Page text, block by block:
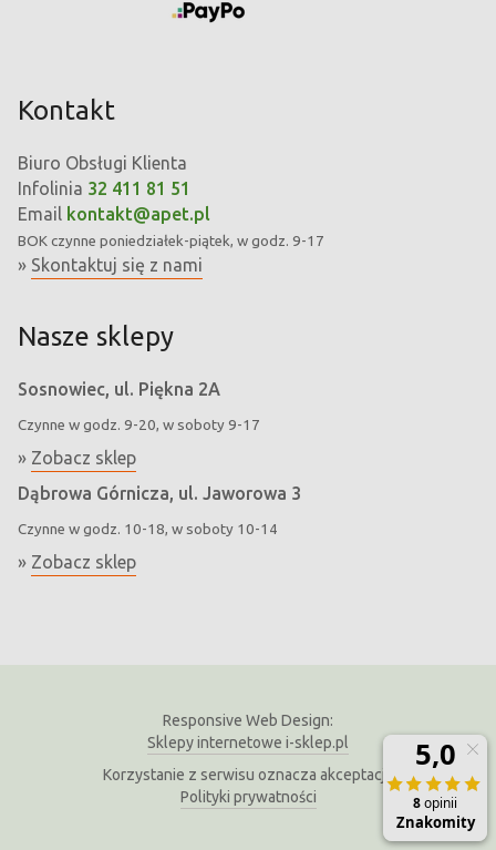
Kontakt
Biuro Obsługi Klienta
Infolinia 32 411 81 51
Email kontakt@apet.pl
BOK czynne poniedziałek-piątek, w godz. 9-17
» Skontaktuj się z nami
Nasze sklepy
Sosnowiec, ul. Piękna 2A
Czynne w godz. 9-20, w soboty 9-17
» Zobacz sklep
Dąbrowa Górnicza, ul. Jaworowa 3
Czynne w godz. 10-18, w soboty 10-14
» Zobacz sklep
Responsive Web Design:
Sklepy internetowe i-sklep.pl
Korzystanie z serwisu oznacza akceptację
Polityki prywatności